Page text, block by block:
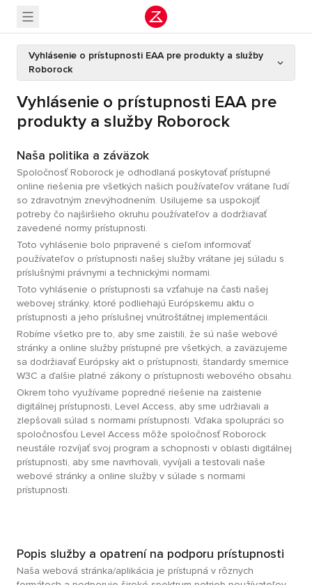
Vyhlásenie o prístupnosti EAA pre produkty a služby
Roborock
Vyhlásenie o prístupnosti EAA pre
produkty a služby Roborock
Naša politika a záväzok
Spoločnosť Roborock je odhodlaná poskytovať prístupné
online riešenia pre všetkých našich používateľov vrátane ľudí
so zdravotným znevýhodnením. Usilujeme sa uspokojiť
potreby čo najširšieho okruhu používateľov a dodržiavať
zavedené normy prístupnosti.
Toto vyhlásenie bolo pripravené s cieľom informovať
používateľov o prístupnosti našej služby vrátane jej súladu s
príslušnými právnymi a technickými normami.
Toto vyhlásenie o prístupnosti sa vzťahuje na časti našej
webovej stránky, ktoré podliehajú Európskemu aktu o
prístupnosti a jeho príslušnej vnútroštátnej implementácii.
Robíme všetko pre to, aby sme zaistili, že sú naše webové
stránky a online služby prístupné pre všetkých, a zaväzujeme
sa dodržiavať Európsky akt o prístupnosti, štandardy smernice
W3C a ďalšie platné zákony o prístupnosti webového obsahu.
Okrem toho využívame popredné riešenie na zaistenie
digitálnej prístupnosti, Level Access, aby sme udržiavali a
zlepšovali súlad s normami prístupnosti. Vďaka spolupráci so
spoločnosťou Level Access môže spoločnosť Roborock
neustále rozvíjať svoj program a schopnosti v oblasti digitálnej
prístupnosti, aby sme navrhovali, vyvíjali a testovali naše
webové stránky a online služby v súlade s normami
prístupnosti.
Popis služby a opatrení na podporu prístupnosti
Naša webová stránka/aplikácia je prístupná v rôznych